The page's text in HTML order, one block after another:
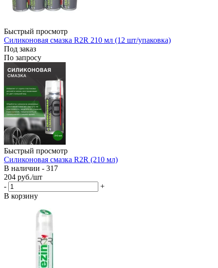
Быстрый просмотр
Силиконовая смазка R2R 210 мл (12 шт/упаковка)
Под заказ
По запросу
Быстрый просмотр
Силиконовая смазка R2R (210 мл)
В наличии - 317
204 руб./шт
-
+
В корзину